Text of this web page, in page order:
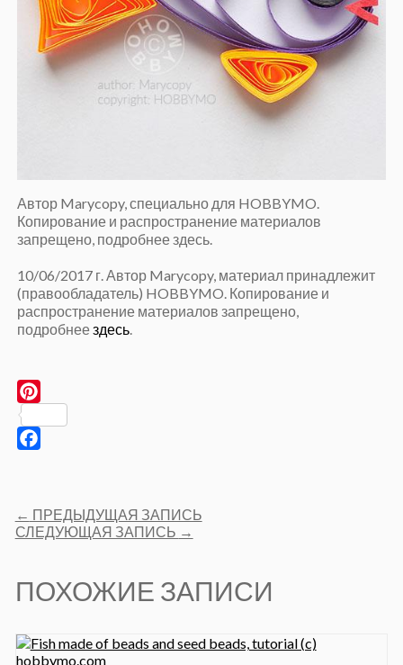
Автор Marycopy, специально для HOBBYMO.
Копирование и распространение материалов
запрещено, подробнее здесь.
10/06/2017 г. Автор Marycopy, материал принадлежит
(правообладатель) HOBBYMO. Копирование и
распространение материалов запрещено,
подробнеездесь.
Post
navigation
← ПРЕДЫДУЩАЯ ЗАПИСЬ
СЛЕДУЮЩАЯ ЗАПИСЬ →
ПОХОЖИЕ ЗАПИСИ